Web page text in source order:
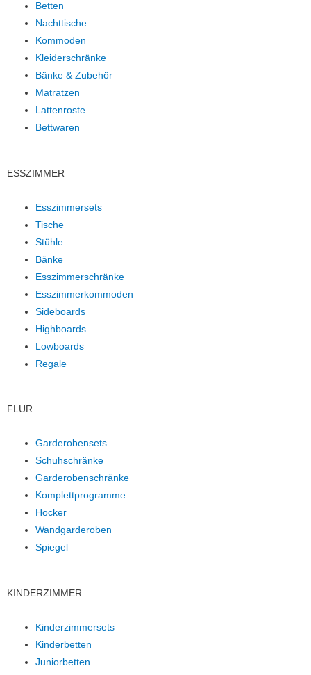
Betten
Nachttische
Kommoden
Kleiderschränke
Bänke & Zubehör
Matratzen
Lattenroste
Bettwaren
ESSZIMMER
Esszimmersets
Tische
Stühle
Bänke
Esszimmerschränke
Esszimmerkommoden
Sideboards
Highboards
Lowboards
Regale
FLUR
Garderobensets
Schuhschränke
Garderobenschränke
Komplettprogramme
Hocker
Wandgarderoben
Spiegel
KINDERZIMMER
Kinderzimmersets
Kinderbetten
Juniorbetten